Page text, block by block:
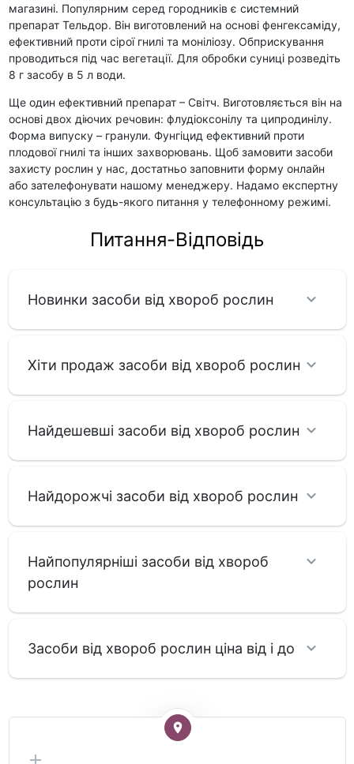
магазині. Популярним серед городників є системний
препарат Тельдор. Він виготовлений на основі фенгексаміду,
ефективний проти сірої гнилі та моніліозу. Обприскування
проводиться під час вегетації. Для обробки суниці розведіть
8 г засобу в 5 л води.
Ще один ефективний препарат – Світч. Виготовляється він на
основі двох діючих речовин: флудіоксонілу та ципродинілу.
Форма випуску – гранули. Фунгіцид ефективний проти
плодової гнилі та інших захворювань. Щоб замовити засоби
захисту рослин у нас, достатньо заповнити форму онлайн
або зателефонувати нашому менеджеру. Надамо експертну
консультацію з будь-якого питання у телефонному режимі.
Питання-Відповідь
Новинки засоби від хвороб рослин
Хіти продаж засоби від хвороб рослин
Найдешевші засоби від хвороб рослин
Найдорожчі засоби від хвороб рослин
Найпопулярніші засоби від хвороб
рослин
Засоби від хвороб рослин ціна від і до